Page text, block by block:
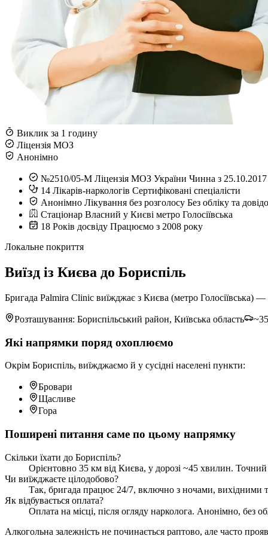
Виклик за 1 годину
Ліцензія МОЗ
Анонімно
№2510/05-М Ліцензія МОЗ України Чинна з 25.10.2017
14 Лікарів-наркологів Сертифіковані спеціалісти
Анонімно Лікування без розголосу Без обліку та
Стаціонар Власний у Києві метро Голосіївська
18 Років досвіду Працюємо з 2008 року
Локальне покриття
Виїзд із Києва до Бориспіль
Бригада Palmira Clinic виїжджає з Києва (метро Голосіївська)
Розташування: Бориспільський район, Київська область
Які напрямки поряд охоплюємо
Окрім Бориспіль, виїжджаємо й у сусідні населені пункти:
Бровари
Щасливе
Гора
Поширені питання саме по цьому напрямку
Скільки їхати до Бориспіль?
Орієнтовно 35 км від Києва, у дорозі ~45 хвилин.
Чи виїжджаєте цілодобово?
Так, бригада працює 24/7, включно з ночами, вихідними
Як відбувається оплата?
Оплата на місці, після огляду нарколога. Анонімно, без
Алкогольна залежність не починається раптово, але часто